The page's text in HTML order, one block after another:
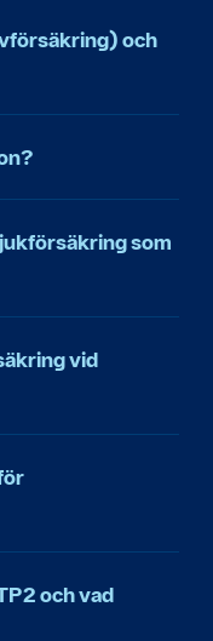
och
som
vid
och vad